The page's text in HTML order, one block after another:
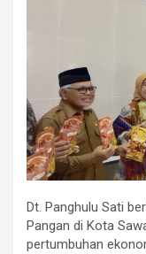
Dt. Panghulu Sati
Pangan di Kota
pertumbuhan